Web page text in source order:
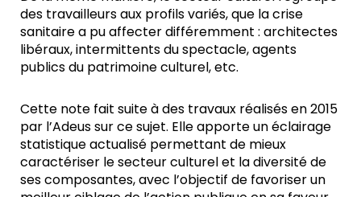
des travailleurs aux profils variés, que la crise
sanitaire a pu affecter différemment : architectes
libéraux, intermittents du spectacle, agents
publics du patrimoine culturel, etc.
Cette note fait suite à des travaux réalisés en 2015
par l’Adeus sur ce sujet. Elle apporte un éclairage
statistique actualisé permettant de mieux
caractériser le secteur culturel et la diversité de
ses composantes, avec l’objectif de favoriser un